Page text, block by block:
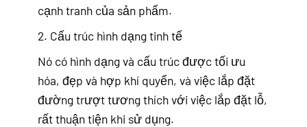
cạnh tranh của sản phẩm.
2. Cấu trúc hình dạng tinh tế
Nó có hình dạng và cấu trúc được tối ưu
hóa, đẹp và hợp khí quyển, và việc lắp đặt
đường trượt tương thích với việc lắp đặt lỗ,
rất thuận tiện khi sử dụng.